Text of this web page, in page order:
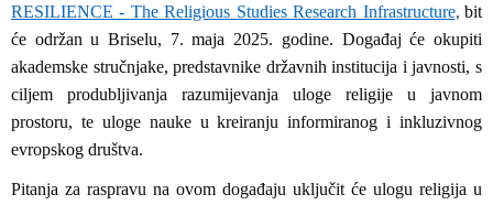
RESILIENCE - The Religious Studies Research Infrastructure, bit
će održan u Briselu, 7. maja 2025. godine. Događaj će okupiti
akademske stručnjake, predstavnike državnih institucija i javnosti, s
ciljem produbljivanja razumijevanja uloge religije u javnom
prostoru, te uloge nauke u kreiranju informiranog i inkluzivnog
evropskog društva.
Pitanja za raspravu na ovom događaju uključit će ulogu religija u